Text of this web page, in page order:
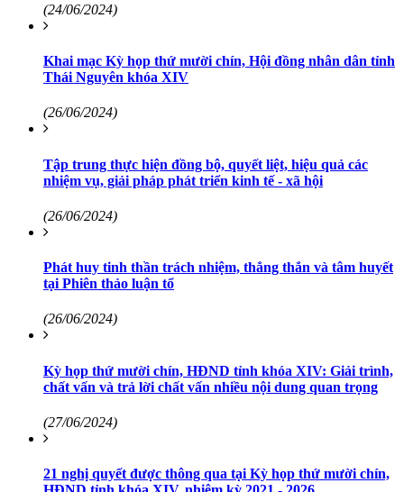
(24/06/2024)
Khai mạc Kỳ họp thứ mười chín, Hội đồng nhân dân tỉnh
Thái Nguyên khóa XIV
(26/06/2024)
Tập trung thực hiện đồng bộ, quyết liệt, hiệu quả các
nhiệm vụ, giải pháp phát triển kinh tế - xã hội
(26/06/2024)
Phát huy tinh thần trách nhiệm, thẳng thắn và tâm huyết
tại Phiên thảo luận tổ
(26/06/2024)
Kỳ họp thứ mười chín, HĐND tỉnh khóa XIV: Giải trình,
chất vấn và trả lời chất vấn nhiều nội dung quan trọng
(27/06/2024)
21 nghị quyết được thông qua tại Kỳ họp thứ mười chín,